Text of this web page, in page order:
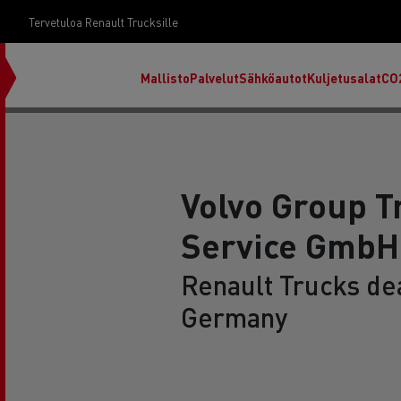
Tervetuloa Renault Trucksille
MallistoPalvelutSähköautotKuljetusalat
Volvo Group
Service GmbH
Renault Trucks
Germany